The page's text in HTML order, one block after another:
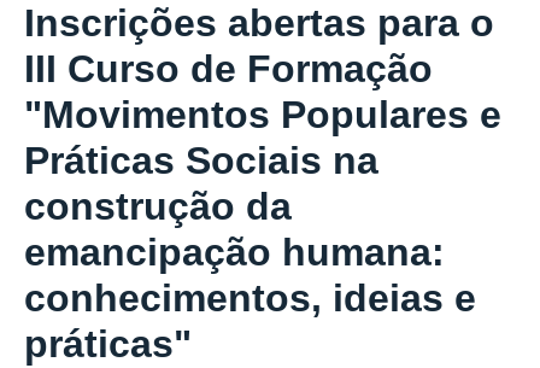
Inscrições abertas para o
III Curso de Formação
"Movimentos Populares e
Práticas Sociais na
construção da
emancipação humana:
conhecimentos, ideias e
práticas"